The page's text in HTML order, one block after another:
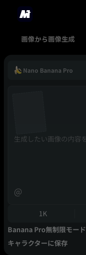
画像から画像生成
Nano Banana Pro
@
1K
Banana Pro無制限モード
キャラクターに保存